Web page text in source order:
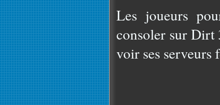
Les joueurs
consoler sur Dirt
voir ses serveurs